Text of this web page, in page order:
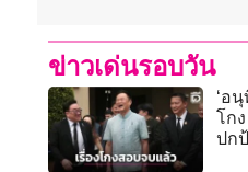
ข่าวเด่นรอบวัน
‘อ
โก
ปก